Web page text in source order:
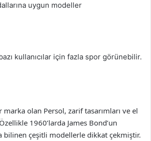
uygun modeller
kullanıcılar için fazla spor görünebilir.
olan Persol, zarif tasarımları ve el
1960’larda James Bond’un
bilinen çeşitli modellerle dikkat çekmiştir.